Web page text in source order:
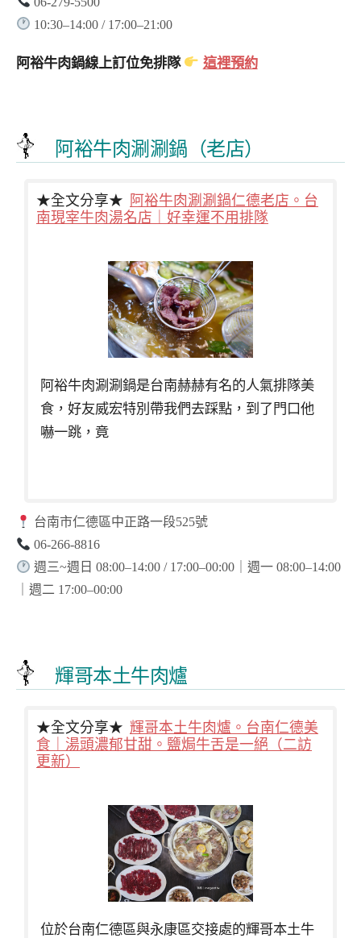
10:30–14:00 / 17:00–21:00
阿裕牛肉鍋線上訂位免排隊 這裡預約
阿裕牛肉涮涮鍋（老店）
★全文分享★ 阿裕牛肉涮涮鍋仁德老店。台
南現宰牛肉湯名店｜好幸運不用排隊
阿裕牛肉涮涮鍋是台南赫赫有名的人氣排隊美
食，好友威宏特別帶我們去踩點，到了門口他
嚇一跳，竟
台南市仁德區中正路一段525號
06-266-8816
週三~週日 08:00–14:00 / 17:00–00:00｜週一 08:00–14:00
｜週二 17:00–00:00
輝哥本土牛肉爐
★全文分享★ 輝哥本土牛肉爐。台南仁德美
食｜湯頭濃郁甘甜。鹽焗牛舌是一絕（二訪
更新）
位於台南仁德區與永康區交接處的輝哥本土牛